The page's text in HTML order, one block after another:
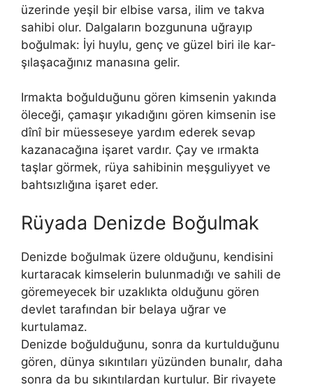
üzerinde yeşil bir elbise varsa, ilim ve takva
sahibi olur. Dalga­ların bozgununa uğrayıp
boğulmak: İyi huylu, genç ve güzel biri ile kar­
şılaşacağınız manasına gelir.
Irmakta boğulduğunu gören kimsenin yakında
öleceği, çamaşır yıkadığını gören kimsenin ise
dînî bir müesseseye yardım ederek sevap
kazanacağına işaret vardır. Çay ve ırmakta
taşlar görmek, rüya sahibinin meşguliyyet ve
bahtsızlığına işaret eder.
Rüyada Denizde Boğulmak
Denizde boğulmak üzere olduğunu, kendisini
kurtaracak kimselerin bulunmadığı ve sahili de
göre­meyecek bir uzaklıkta olduğunu gören
devlet tarafından bir belaya uğrar ve
kurtulamaz.
Denizde boğulduğunu, sonra da kurtulduğunu
gören, dünya sıkıntıla­rı yüzünden bunalır, daha
sonra da bu sıkıntılardan kurtulur. Bir rivayete